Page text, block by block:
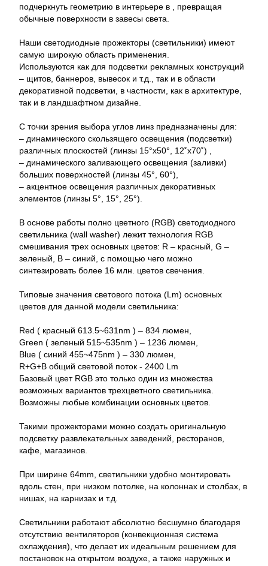
подчеркнуть геометрию в интерьере в , превращая
обычные поверхности в завесы света.
Наши светодиодные прожекторы (светильники) имеют
самую широкую область применения.
Используются как для подсветки рекламных конструкций
– щитов, баннеров, вывесок и т.д., так и в области
декоративной подсветки, в частности, как в архитектуре,
так и в ландшафтном дизайне.
С точки зрения выбора углов линз предназначены для:
– динамического скользящего освещения (подсветки)
различных плоскостей (линзы 15°x50°, 12˚x70˚) ,
– динамического заливающего освещения (заливки)
больших поверхностей (линзы 45°, 60°),
– акцентное освещения различных декоративных
элементов (линзы 5°, 15°, 25°).
В основе работы полно цветного (RGB) светодиодного
светильника (wall washer) лежит технология RGB
смешивания трех основных цветов: R – красный, G –
зеленый, B – синий, с помощью чего можно
синтезировать более 16 млн. цветов свечения.
Типовые значения светового потока (Lm) основных
цветов для данной модели светильника:
Red ( красный 613.5~631nm ) – 834 люмен,
Green ( зеленый 515~535nm ) – 1236 люмен,
Blue ( синий 455~475nm ) – 330 люмен,
R+G+B общий световой поток - 2400 Lm
Базовый цвет RGB это только один из множества
возможных вариантов трехцветного светильника.
Возможны любые комбинации основных цветов.
Такими прожекторами можно создать оригинальную
подсветку развлекательных заведений, ресторанов,
кафе, магазинов.
При ширине 64mm, светильники удобно монтировать
вдоль стен, при низком потолке, на колоннах и столбах, в
нишах, на карнизах и т.д.
Светильники работают абсолютно бесшумно благодаря
отсутствию вентиляторов (конвекционная система
охлаждения), что делает их идеальным решением для
постановок на открытом воздухе, а также наружных и